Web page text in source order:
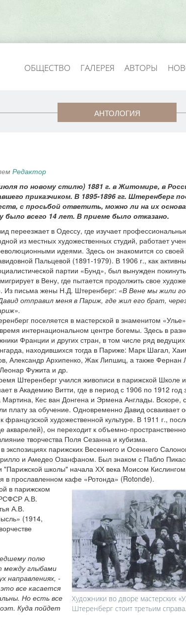
ОБЩЕСТВО ГАЛЕРЕЯ АВТОРЫ
АНТОЛОГИЯ
Редактор
по новому стилю) 1881 г. в Житомире, в
приказчиком. В 1895-1896 гг. Штеренберг
с просьбой ответить, можно ли на их
было всего 14 лет. В приеме было отказано.
переезжает в Одессу, где изучает
из местных художественных студий, работает
идеями. Здесь он знакомится со
Пальцевой (1891-1979). В 1906 г., как
партии «Бунд», был вынужден
в Вену, где пытается продолжить свое
Из письма жены Н.Д. Штеренберг: «В Вене мы жили
отправил меня в Париж, где жил его брат,
поселяется в мастерской в знаменитом
интернациональном центре богемы. Здесь в
Франции и других стран, в том числе ряд
находившихся тогда в Париже: Марк Шагал,
Александр Архипенко, Жак Липшиц, а также Фернан
Фужита и др.
Штеренберг учился живописи в парижской Школе
в Академию Витти, где в период с 1906 по 1912 год
Кес ван Донгена и Эрмена Англады. Вскоре,
плату за обучение. Одновременно Давид осваивает
художественной культуре. В 1911 г.,
акварелей), он переходит к объемно-
творчества Поля Сезанна и кубизма.
экспозициях парижских Весеннего и Осеннего
и Амедео Озанфаном. Был знаком с Пабло
"Парижской школы" начала ХХ века Моисом
прославленном кафе «Ротонда» (Rotonde).
Художники во дворе мастерских
Штеренберг стоит третьим
в парижском
А.В.
А.В.
(1914,
полю
между глыбами
направлениях, -
все касается
Но есть все
Куда пойдет